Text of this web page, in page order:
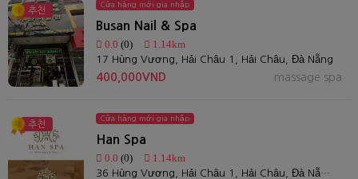
추천
Cửa hàng mới gia nhập
Busan Nail & Spa
0.0 (0) 1.14km
17 Hùng Vương, Hải Châu 1, Hải Châu, Đà Nẵng
massage spa
400,000VND
추천
Cửa hàng mới gia nhập
Han Spa
0.0 (0) 1.14km
36 Hùng Vương, Hải Châu 1, Hải Châu, Đà Nẵng, Việt Nam